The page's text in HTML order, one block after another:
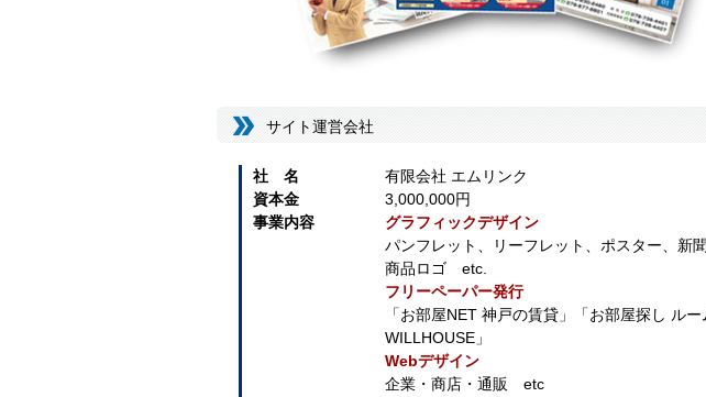
サイト運営会社
社 名
有限会社 エムリンク
資本金
3,000,000円
事業内容
グラフィックデザイン
パンフレット、リーフレット、ポスター、新
商品ロゴ etc.
フリーペーパー発行
「お部屋NET 神戸の賃貸」「お部屋探し ル
WILLHOUSE」
Webデザイン
企業・商店・通販 etc